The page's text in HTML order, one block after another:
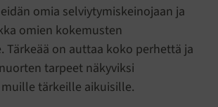
omia selviytymiskeinojaan ja
omien kokemusten
Tärkeää on auttaa koko perhettä ja
tarpeet näkyviksi
tärkeille aikuisille.